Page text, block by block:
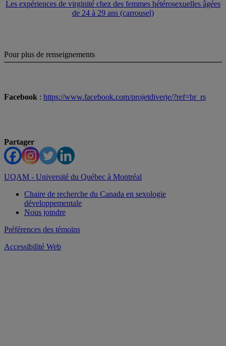
Les expériences de virginité chez des femmes hétérosexuelles âgées
de 24 à 29 ans (carrousel)
Pour plus de renseignements
Facebook : https://www.facebook.com/projetdiverje/?ref=br_rs
Partager
UQAM - Université du Québec à Montréal
Chaire de recherche du Canada en sexologie
développementale
Nous joindre
Préférences des témoins
Accessibilité Web